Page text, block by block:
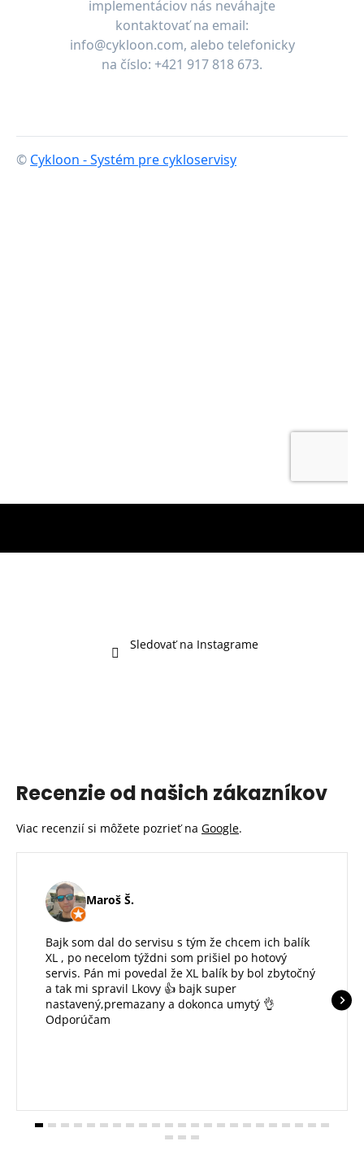
Sledovať na Instagrame
Recenzie od našich zákazníkov
Viac recenzií si môžete pozrieť na Google.
Maroš Š.
Bajk som dal do servisu s tým že chcem ich balík
XL , po necelom týždni som prišiel po hotový
servis. Pán mi povedal že XL balík by bol zbytočný
a tak mi spravil Lkovy 👍 bajk super
nastavený,premazany a dokonca umytý 👌
Odporúčam